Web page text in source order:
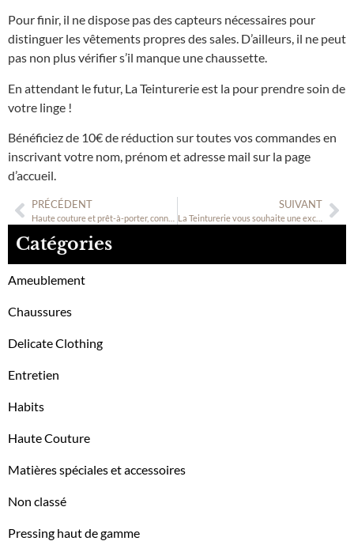
Pour finir, il ne dispose pas des capteurs nécessaires pour
distinguer les vêtements propres des sales. D’ailleurs, il ne peut
pas non plus vérifier s’il manque une chaussette.
En attendant le futur, La Teinturerie est la pour prendre soin de
votre linge !
Bénéficiez de 10€ de réduction sur toutes vos commandes en
inscrivant votre nom, prénom et adresse mail sur la page
d’accueil.
PRÉCÉDENT SUIVANT
La Teinturerie vous souhaite une excellente année 2021 !
Catégories
Ameublement
Chaussures
Delicate Clothing
Entretien
Habits
Haute Couture
Matières spéciales et accessoires
Non classé
Pressing haut de gamme